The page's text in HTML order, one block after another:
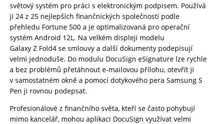
světový systém pro práci s elektronickým podpisem. Používá
ji 24 z 25 nejlepších finančnických společností podle
přehledu Fortune 500 a je optimalizovaná pro operační
systém Android 12L. Na velkém displeji modelu
Galaxy Z Fold4 se smlouvy a další dokumenty podepisují
velmi jednoduše. Do modulu DocuSign eSignature lze rychle
a bez problémů přetáhnout e-mailovou přílohu, otevřít ji
v samostatném okně a pomocí dotykového pera Samsung S
Pen ji rovnou podepsat.
Profesionálové z finančního světa, kteří se často pohybují
mimo kancelář, mohou aplikaci DocuSign využívat velmi